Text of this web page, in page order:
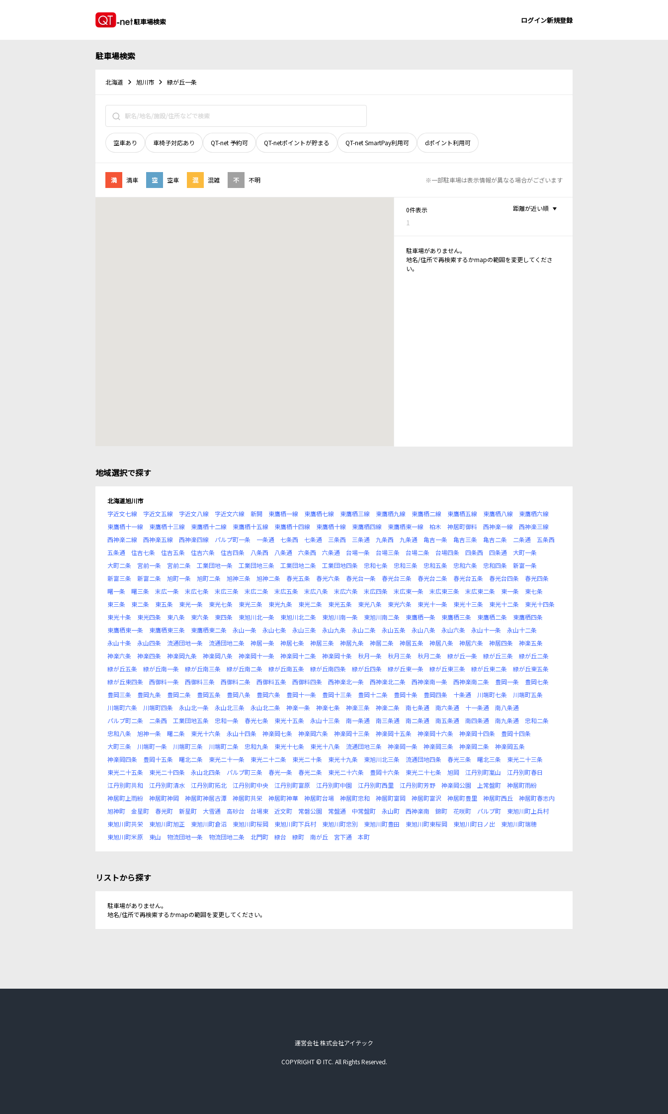
駐車場検索 ログイン新規登録
駐車場検索
北海道 旭川市 緑が丘一条
空車あり 車椅子対応あり QT-net 予約可 QT-netポイントが貯まる QT-net SmartPay利用可 dポイント利用可
満 満車 空 空車 混 混雑 不 不明 ※一部駐車場は表示情報が異なる場合がございます
0件表示
1
距離が近い順
駐車場がありません。
地名/住所で再検索するかmapの範囲を変更してくださ
い。
地域選択で探す
北海道旭川市
字近文七線
字近文五線 字近文八線 字近文六線 新開 東鷹栖一線 東鷹栖七線 東鷹栖三線 東鷹栖九線 東鷹栖二線 東鷹栖五線 東鷹栖八線
東鷹栖六線
東鷹栖十一線
東鷹栖十三線 東鷹栖十二線 東鷹栖十五線 東鷹栖十四線 東鷹栖十線 東鷹栖四線 東鷹栖東一線 柏木 神居町御料 西神楽一線
西神楽三線
西神楽二線
西神楽五線 西神楽四線 パルプ町一条 一条通 七条西 七条通 三条西 三条通 九条西 九条通 亀吉一条 亀吉三条 亀吉二条 二条通
五条西
五条通
住吉七条 住吉五条 住吉六条 住吉四条 八条西 八条通 六条西 六条通 台場一条 台場三条 台場二条 台場四条 四条西 四条通
大町一条
大町二条
宮前一条 宮前二条 工業団地一条 工業団地三条 工業団地二条 工業団地四条 忠和七条 忠和三条 忠和五条 忠和六条 忠和四条
新富一条
新富三条
新富二条 旭町一条 旭町二条 旭神三条 旭神二条 春光五条 春光六条 春光台一条 春光台三条 春光台二条 春光台五条 春光台四条
春光四条
曙一条
曙三条 末広一条 末広七条 末広三条 末広二条 末広五条 末広八条 末広六条 末広四条 末広東一条 末広東三条 末広東二条 東一条
東七条
東三条
東二条 東五条 東光一条 東光七条 東光三条 東光九条 東光二条 東光五条 東光八条 東光六条 東光十一条 東光十三条 東光十二条
東光十四条
東光十条
東光四条 東八条 東六条 東四条 東旭川北一条 東旭川北二条 東旭川南一条 東旭川南二条 東鷹栖一条 東鷹栖三条 東鷹栖二条
東鷹栖四条
東鷹栖東一条
東鷹栖東三条 東鷹栖東二条 永山一条 永山七条 永山三条 永山九条 永山二条 永山五条 永山八条 永山六条 永山十一条
永山十二条
永山十条
永山四条 流通団地一条 流通団地二条 神居一条 神居七条 神居三条 神居九条 神居二条 神居五条 神居八条 神居六条 神居四条
神楽五条
神楽六条
神楽四条 神楽岡九条 神楽岡八条 神楽岡十一条 神楽岡十二条 神楽岡十条 秋月一条 秋月三条 秋月二条 緑が丘一条 緑が丘三条
緑が丘二条
緑が丘五条
緑が丘南一条 緑が丘南三条 緑が丘南二条 緑が丘南五条 緑が丘南四条 緑が丘四条 緑が丘東一条 緑が丘東三条 緑が丘東二条
緑が丘東五条
緑が丘東四条
西御料一条 西御料三条 西御料二条 西御料五条 西御料四条 西神楽北一条 西神楽北二条 西神楽南一条 西神楽南二条 豊岡一条
豊岡七条
豊岡三条
豊岡九条 豊岡二条 豊岡五条 豊岡八条 豊岡六条 豊岡十一条 豊岡十三条 豊岡十二条 豊岡十条 豊岡四条 十条通 川端町七条
川端町五条
川端町六条
川端町四条 永山北一条 永山北三条 永山北二条 神楽一条 神楽七条 神楽三条 神楽二条 南七条通 南六条通 十一条通
南八条通
パルプ町二条
二条西 工業団地五条 忠和一条 春光七条 東光十五条 永山十三条 南一条通 南三条通 南二条通 南五条通 南四条通 南九条通
忠和二条
忠和八条
旭神一条 曙二条 東光十六条 永山十四条 神楽岡七条 神楽岡六条 神楽岡十三条 神楽岡十五条 神楽岡十六条 神楽岡十四条
豊岡十四条
大町三条
川端町一条 川端町三条 川端町二条 忠和九条 東光十七条 東光十八条 流通団地三条 神楽岡一条 神楽岡三条 神楽岡二条
神楽岡五条
神楽岡四条
豊岡十五条 曙北二条 東光二十一条 東光二十二条 東光二十条 東光十九条 東旭川北三条 流通団地四条 春光三条 曙北三条
東光二十三条
東光二十五条
東光二十四条 永山北四条 パルプ町三条 春光一条 春光二条 東光二十六条 豊岡十六条 東光二十七条 旭岡 江丹別町嵐山
江丹別町春日
江丹別町共和
江丹別町清水 江丹別町拓北 江丹別町中央 江丹別町富原 江丹別町中園 江丹別町西里 江丹別町芳野 神楽岡公園 上常盤町
神居町雨紛
神居町上雨紛
神居町神岡 神居町神居古潭 神居町共栄 神居町神華 神居町台場 神居町忠和 神居町富岡 神居町富沢 神居町豊里 神居町西丘
神居町春志内
旭神町
金星町 春光町 新星町 大雪通 高砂台 台場東 近文町 常磐公園 常盤通 中常盤町 永山町 西神楽南 錦町 花咲町 パルプ町
東旭川町上兵村
東旭川町共栄
東旭川町旭正 東旭川町倉沼 東旭川町桜岡 東旭川町下兵村 東旭川町忠別 東旭川町豊田 東旭川町東桜岡 東旭川町日ノ出
東旭川町瑞穂
東旭川町米原
東山 物流団地一条 物流団地二条 北門町 緑台 緑町 南が丘 宮下通 本町
リストから探す
駐車場がありません。
地名/住所で再検索するかmapの範囲を変更してください。
運営会社 株式会社アイテック
COPYRIGHT © ITC. All Rights Reserved.